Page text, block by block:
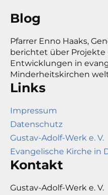
Blog
Pfarrer Enno Haaks,
berichtet über Projekte
Entwicklungen in
Minderheitskirchen
Links
Impressum
Datenschutz
Gustav-Adolf-Werk e. V.
Evangelische Kirche in
Kontakt
Gustav-Adolf-Werk e. V.